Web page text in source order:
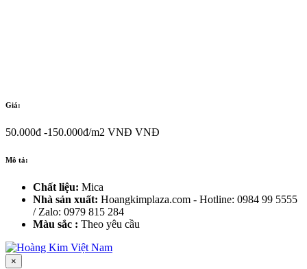
Giá:
50.000đ -150.000đ/m2 VNĐ VNĐ
Mô tả:
Chất liệu: Mica
Nhà sản xuất: Hoangkimplaza.com - Hotline: 0984 99 5555
/ Zalo: 0979 815 284
Màu sắc : Theo yêu cầu
×